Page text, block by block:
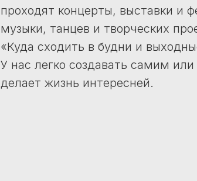
проходят концерты, выставки и
музыки, танцев и творческих
«Куда сходить в будни и
У нас легко создавать самим
делает жизнь интересней.